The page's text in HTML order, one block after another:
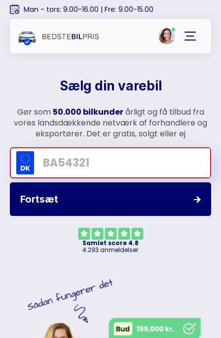
Man - tors: 9.00-16.00 | Fre: 9.00-15.00
Sælg din varebil
Gør som 50.000 bilkunderårligt og få tilbud fra
vores landsdækkende netværk af forhandlere og
eksportører. Det er gratis, solgt eller ej
Fortsæt
Samlet score 4.8
4.293 anmeldelser